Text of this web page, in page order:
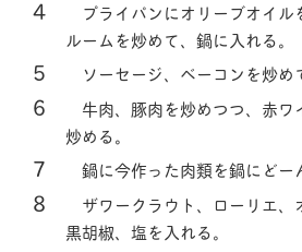
プライパンにオリーブオイル
ルームを炒めて、鍋に入れる。
ソーセージ、ベーコンを炒め
牛肉、豚肉を炒めつつ、赤
炒める。
鍋に今作った肉類を鍋にどー
ザワークラウト、ローリエ、
黒胡椒、塩を入れる。